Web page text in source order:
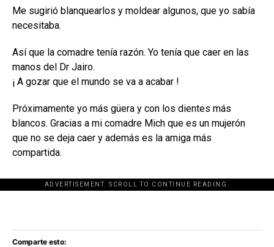
Me sugirió blanquearlos y moldear algunos, que yo sabía
necesitaba.
Así que la comadre tenía razón. Yo tenía que caer en las
manos del Dr Jairo.
¡ A gozar que el mundo se va a acabar !
Próximamente yo más güera y con los dientes más
blancos. Gracias a mi comadre Mich que es un mujerón
que no se deja caer y además es la amiga más
compartida.
ADVERTISEMENT. SCROLL TO CONTINUE READING.
[adsforwp id="243463"]
Comparte esto: